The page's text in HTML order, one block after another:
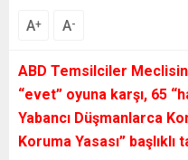
A+ A-
ABD Temsilciler
“evet” oyuna karşı, 65
Yabancı Düşmanlarca
Koruma Yasası” başlıklı